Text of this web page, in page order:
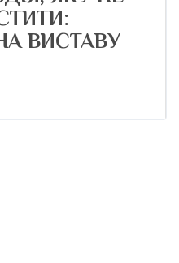
ВИСТАВУ